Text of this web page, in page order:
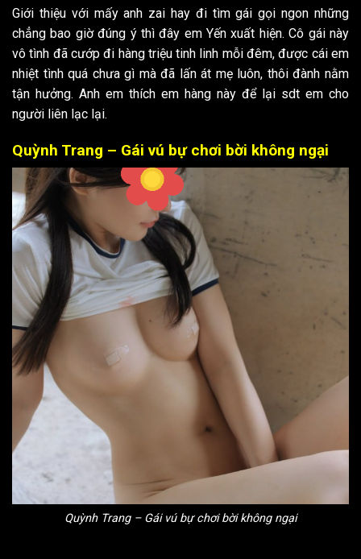
Giới thiệu với mấy anh zai hay đi tìm gái gọi ngon những
chẳng bao giờ đúng ý thì đây em Yến xuất hiện. Cô gái này
vô tình đã cướp đi hàng triệu tinh linh mỗi đêm, được cái em
nhiệt tình quá chưa gì mà đã lấn át mẹ luôn, thôi đành nằm
tận hưởng. Anh em thích em hàng này để lại sdt em cho
người liên lạc lại.
Quỳnh Trang – Gái vú bự chơi bời không ngại
Quỳnh Trang – Gái vú bự chơi bời không ngại